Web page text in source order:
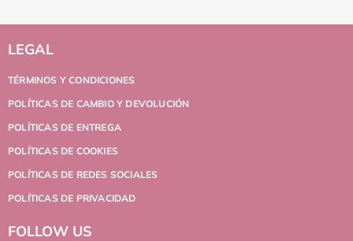
LEGAL
TÉRMINOS Y CONDICIONES
POLÍTICAS DE CAMBIO Y DEVOLUCIÓN
POLÍTICAS DE ENTREGA
POLÍTICAS DE COOKIES
POLÍTICAS DE REDES SOCIALES
POLÍTICAS DE PRIVACIDAD
FOLLOW US